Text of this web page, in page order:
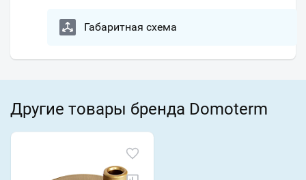
Габаритная схема
Другие товары бренда Domoterm